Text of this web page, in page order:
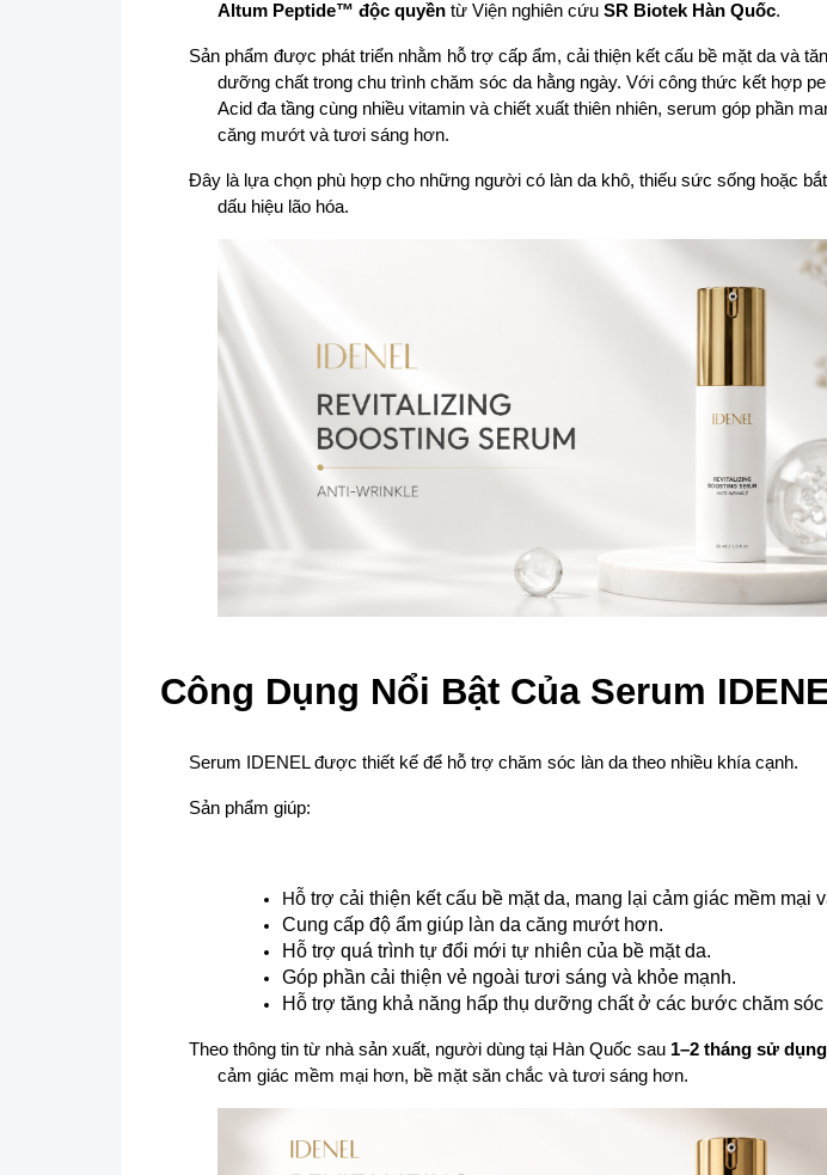
Altum Peptide™ độc quyền từ Viện nghiên cứu SR Biotek Hàn Quốc.
Sản phẩm được phát triển nhằm hỗ trợ cấp ẩm, cải thiện kết cấu bề mặt da và
dưỡng chất trong chu trình chăm sóc da hằng ngày. Với công thức kết hợp
Acid đa tầng cùng nhiều vitamin và chiết xuất thiên nhiên, serum góp phần
căng mướt và tươi sáng hơn.
Đây là lựa chọn phù hợp cho những người có làn da khô, thiếu sức sống hoặc
dấu hiệu lão hóa.
Công Dụng Nổi Bật Của Serum
Serum IDENEL được thiết kế để hỗ trợ chăm sóc làn da theo nhiều khía cạnh.
Sản phẩm giúp:
Hỗ trợ cải thiện kết cấu bề mặt da, mang lại cảm giác mềm mại
Cung cấp độ ẩm giúp làn da căng mướt hơn.
Hỗ trợ quá trình tự đổi mới tự nhiên của bề mặt da.
Góp phần cải thiện vẻ ngoài tươi sáng và khỏe mạnh.
Hỗ trợ tăng khả năng hấp thụ dưỡng chất ở các bước chăm sóc
Theo thông tin từ nhà sản xuất, người dùng tại Hàn Quốc sau 1–2 tháng sử dụng
cảm giác mềm mại hơn, bề mặt săn chắc và tươi sáng hơn.